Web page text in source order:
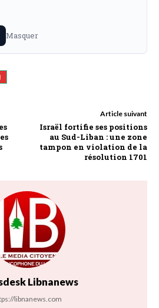
Masquer
Article suivant
Israël fortifie ses positions
au Sud-Liban : une zone
tampon en violation de la
résolution 1701
Libnanews
libnanews.com